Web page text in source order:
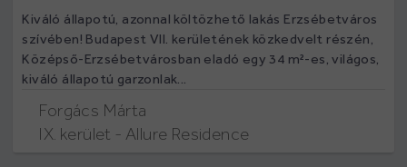
Kiváló állapotú, azonnal költözhető lakás Erzsébetváros
szívében! Budapest VII. kerületének közkedvelt részén,
Középső-Erzsébetvárosban eladó egy 34 m²-es, világos,
kiváló állapotú garzonlak...
Forgács Márta
IX. kerület - Allure Residence